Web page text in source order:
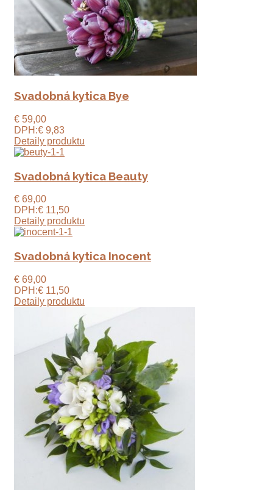
Svadobná kytica Bye
€ 59,00
DPH:€ 9,83
Detaily produktu
Svadobná kytica Beauty
€ 69,00
DPH:€ 11,50
Detaily produktu
Svadobná kytica Inocent
€ 69,00
DPH:€ 11,50
Detaily produktu